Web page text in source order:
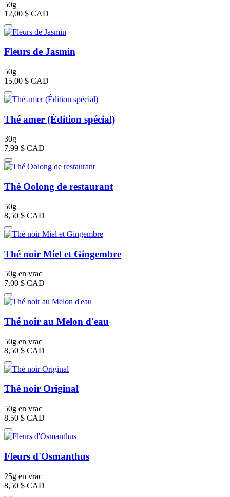
50g
12,00 $ CAD
Fleurs de Jasmin
50g
15,00 $ CAD
Thé amer (Édition spécial)
30g
7,99 $ CAD
Thé Oolong de restaurant
50g
8,50 $ CAD
Thé noir Miel et Gingembre
50g en vrac
7,00 $ CAD
Thé noir au Melon d'eau
50g en vrac
8,50 $ CAD
Thé noir Original
50g en vrac
8,50 $ CAD
Fleurs d'Osmanthus
25g en vrac
8,50 $ CAD